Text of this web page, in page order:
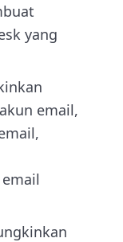
yang
email,